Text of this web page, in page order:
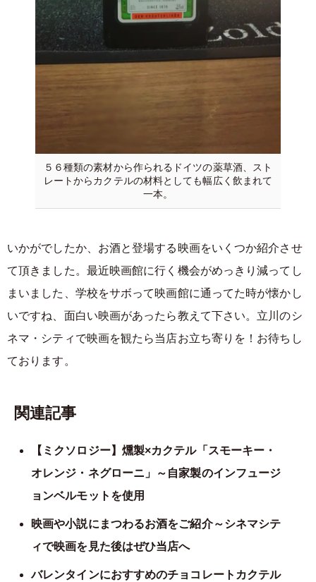
５６種類の素材から作られるドイツの薬草酒、スト
レートからカクテルの材料としても幅広く飲まれて
一本。
いかがでしたか、お酒と登場する映画をいくつか紹介させ
て頂きました。最近映画館に行く機会がめっきり減ってし
まいました、学校をサボって映画館に通ってた時が懐かし
いですね、面白い映画があったら教えて下さい。立川のシ
ネマ・シティで映画を観たら当店お立ち寄りを！お待ちし
ております。
関連記事
【ミクソロジー】燻製×カクテル「スモーキー・
オレンジ・ネグローニ」～自家製のインフュージ
ョンベルモットを使用
映画や小説にまつわるお酒をご紹介～シネマシテ
ィで映画を見た後はぜひ当店へ
バレンタインにおすすめのチョコレートカクテル